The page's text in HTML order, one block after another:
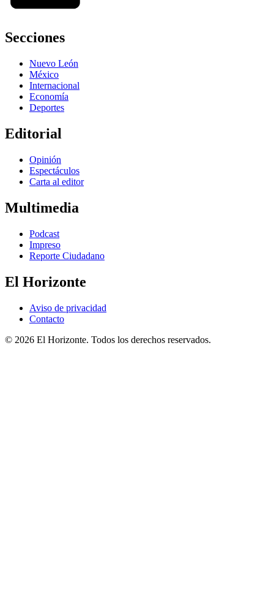
Secciones
Nuevo León
México
Internacional
Economía
Deportes
Editorial
Opinión
Espectáculos
Carta al editor
Multimedia
Podcast
Impreso
Reporte Ciudadano
El Horizonte
Aviso de privacidad
Contacto
© 2026 El Horizonte. Todos los derechos reservados.